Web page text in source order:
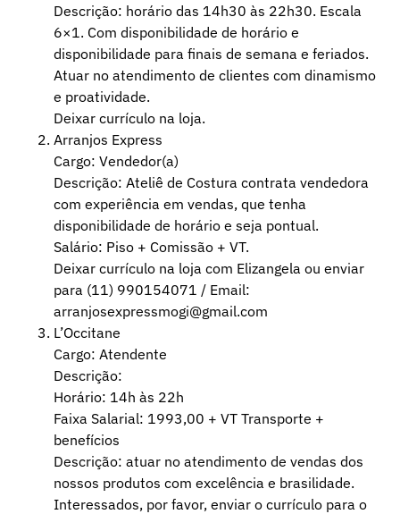
Descrição: horário das 14h30 às 22h30. Escala
6×1. Com disponibilidade de horário e
disponibilidade para finais de semana e feriados.
Atuar no atendimento de clientes com dinamismo
e proatividade.
Deixar currículo na loja.
Arranjos Express
Cargo: Vendedor(a)
Descrição: Ateliê de Costura contrata vendedora
com experiência em vendas, que tenha
disponibilidade de horário e seja pontual.
Salário: Piso + Comissão + VT.
Deixar currículo na loja com Elizangela ou enviar
para (11) 990154071 / Email:
arranjosexpressmogi@gmail.com
L’Occitane
Cargo: Atendente
Descrição:
Horário: 14h às 22h
Faixa Salarial: 1993,00 + VT Transporte +
benefícios
Descrição: atuar no atendimento de vendas dos
nossos produtos com excelência e brasilidade.
Interessados, por favor, enviar o currículo para o